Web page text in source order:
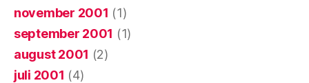
november 2001 (1)
september 2001 (1)
august 2001 (2)
juli 2001 (4)